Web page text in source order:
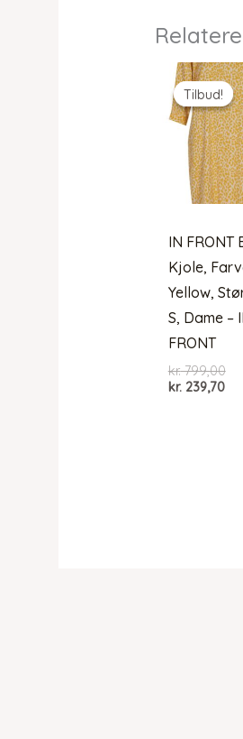
Tilbud!
Tilbud!
IN FRONT
Kjole,
Yellow,
S, Dame –
FRONT
kr.799,00Den
kr.239,70Den